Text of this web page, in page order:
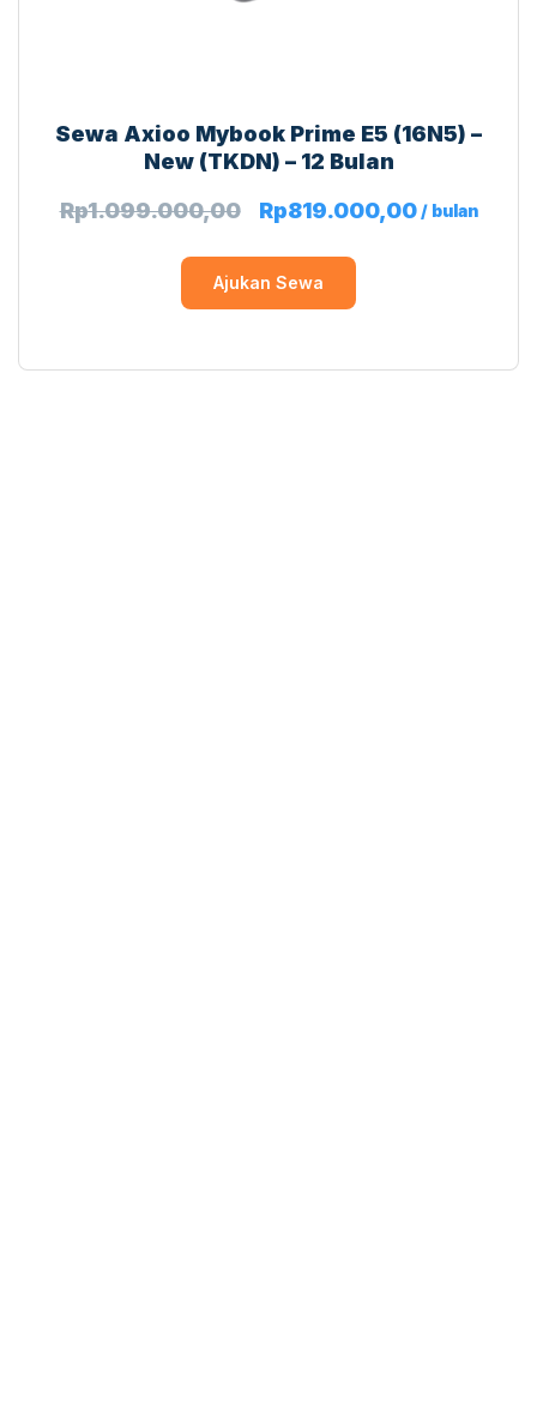
Sewa Axioo Mybook Prime E5 (16N5) –
New (TKDN) – 12 Bulan
Rp1.099.000,00 Rp819.000,00/ bulan
Ajukan Sewa